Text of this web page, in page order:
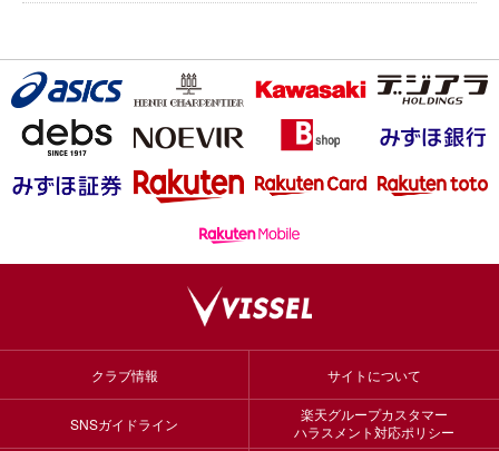
クラブ情報 サイトについて
SNSガイドライン
楽天グループカスタマー
ハラスメント対応ポリシー